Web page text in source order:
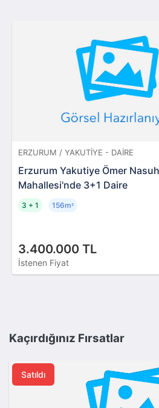
ERZURUM / YAKUTIYE - DAIRE
Erzurum Yakutiye Ömer
Mahallesi'nde 3+1 Daire
3.400.000 TL
İstenen Fiyat
3 + 1 156m²
Kaçırdığınız Fırsatlar
Satıldı